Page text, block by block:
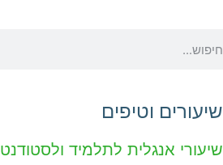
שיעורים וטיפים
שיעורי אנגלית לתלמיד ולסטודנט